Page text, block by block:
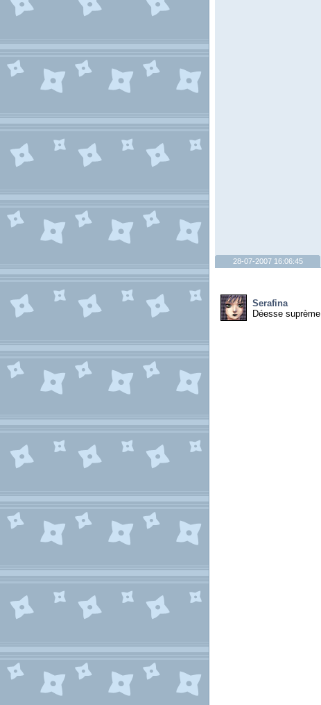
28-07-2007 16:06:45
Serafina
Déesse suprème